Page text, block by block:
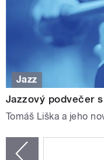
Jazz
Jazzový podvečer
Tomáš Liška a jeho